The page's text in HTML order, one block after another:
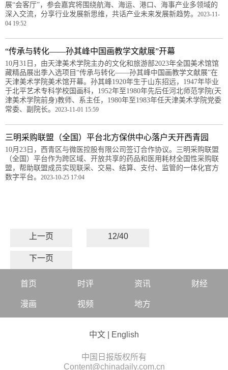
展“会客厅”，参会嘉宾将围绕航海、海运、港口、海事产业多领域的
深入交流，分享行业发展新思维，共话产业未来发展新趋势。 2023-11-
04 19:52
“传承与转化——孙其峰中国画教学文献展”开幕
10月31日，由天津美术学院主办的文化和旅游部2023年全国美术馆馆
藏精品展出季入选项目“传承与转化——孙其峰中国画教学文献展”在
天津美术学院美术馆开幕。孙其峰1920年生于山东招远，1947年毕业
于北平艺术专科学校国画科，1952年至1980年先后任河北师范学院(天
津美术学院前身)教师、系主任，1980年至1983年任天津美术学院党委
常委、副院长。 2023-11-01 15:59
三明采购联盟（全国）平台北方保供中心落户天开西青园
10月23日，西青区与微医控股有限公司签订合作协议。三明采购联盟
（全国）平台作为跨区域、开放共享的药品和医用耗材全国性采购联
盟，帮助联盟成员实现联采、交易、结算、支付、监管的一体化官方
数字平台。 2023-10-25 17:04
上一页 12/40
下一页
首页 时评 资讯 财经
漫画 视频 地方
中文 English
中国日报版权所有
Content@chinadaily.com.cn